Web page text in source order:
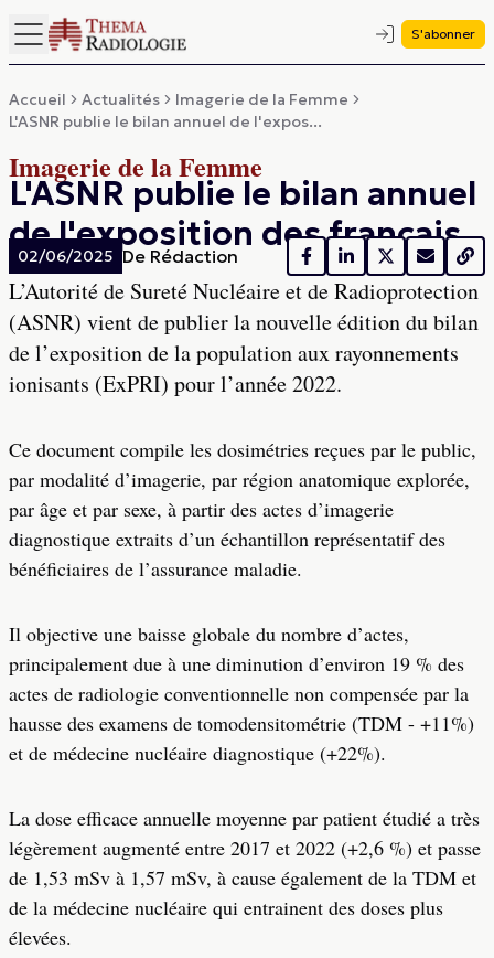
S'abonner
Accueil Actualités
Imagerie de la Femme
L'ASNR publie le bilan annuel de l'expos...
Imagerie de la Femme
L'ASNR publie le bilan annuel
de l'exposition des français
02/06/2025 De Rédaction
L’Autorité de Sureté Nucléaire et de Radioprotection
(ASNR) vient de publier la nouvelle édition du bilan
de l’exposition de la population aux rayonnements
ionisants (ExPRI) pour l’année 2022.
Ce document compile les dosimétries reçues par le public,
par modalité d’imagerie, par région anatomique explorée,
par âge et par sexe, à partir des actes d’imagerie
diagnostique extraits d’un échantillon représentatif des
bénéficiaires de l’assurance maladie.
Il objective une baisse globale du nombre d’actes,
principalement due à une diminution d’environ 19 % des
actes de radiologie conventionnelle non compensée par la
hausse des examens de tomodensitométrie (TDM - +11%)
et de médecine nucléaire diagnostique (+22%).
La dose efficace annuelle moyenne par patient étudié a très
légèrement augmenté entre 2017 et 2022 (+2,6 %) et passe
de 1,53 mSv à 1,57 mSv, à cause également de la TDM et
de la médecine nucléaire qui entrainent des doses plus
élevées.